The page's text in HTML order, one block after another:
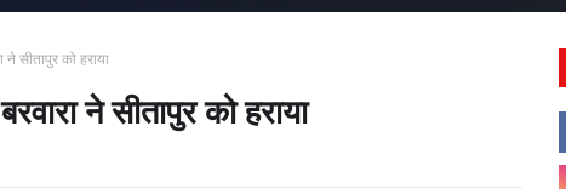
सीतापुर को हराया
ने सीतापुर को हराया